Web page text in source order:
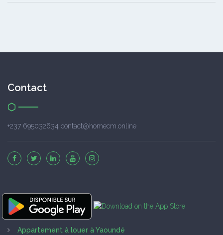
Contact
+237 695032634 contact@homecm.online
Appartement à louer à Yaoundé